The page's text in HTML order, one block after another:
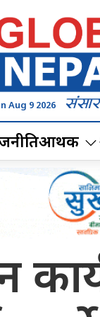
Aug 9 2026
आर्थिक